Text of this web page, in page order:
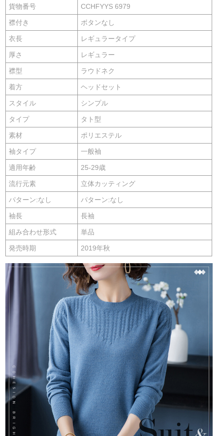
貨物番号 CCHFYYS 6979
襟付き ボタンなし
衣長 レギュラータイプ
厚さ レギュラー
襟型 ラウドネク
着方 ヘッドセット
スタイル シンプル
タイプ タト型
素材 ポリエステル
袖タイプ 一般袖
適用年齢 25-29歳
流行元素 立体カッティング
パターン:なし パターン:なし
袖長 長袖
組み合わせ形式 単品
発売時期 2019年秋